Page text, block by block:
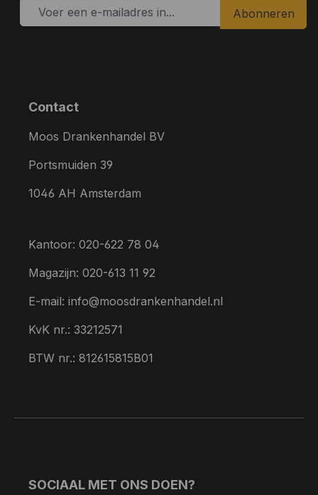
Abonneren
Contact
Moos Drankenhandel BV
Portsmuiden 39
1046 AH Amsterdam
Kantoor: 020-622 78 04
Magazijn: 020-613 11 92
E-mail: info@moosdrankenhandel.nl
KvK nr.: 33212571
BTW nr.: 812615815B01
SOCIAAL MET ONS DOEN?